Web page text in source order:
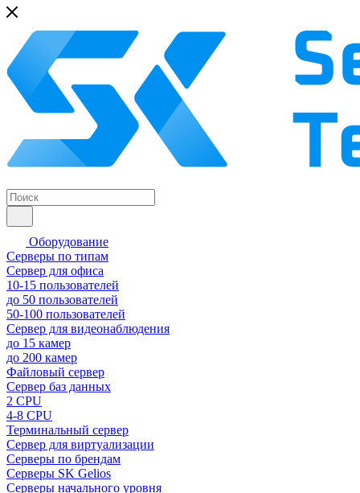
Оборудование
Серверы по типам
Сервер для офиса
10-15 пользователей
до 50 пользователей
50-100 пользователей
Сервер для видеонаблюдения
до 15 камер
до 200 камер
Файловый сервер
Сервер баз данных
2 CPU
4-8 CPU
Терминальный сервер
Сервер для виртуализации
Серверы по брендам
Серверы SK Gelios
Серверы начального уровня